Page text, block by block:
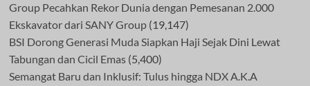
Group Pecahkan Rekor Dunia dengan Pemesanan 2.000
Ekskavator dari SANY Group (19,147)
BSI Dorong Generasi Muda Siapkan Haji Sejak Dini Lewat
Tabungan dan Cicil Emas (5,400)
Semangat Baru dan Inklusif: Tulus hingga NDX A.K.A